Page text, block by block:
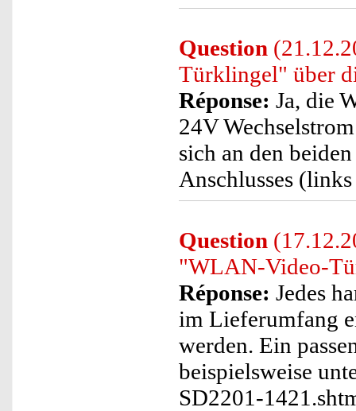
Question
Türklingel" über
Réponse: Ja, die
24V
sich an den
Anschlusses
Question
"WLAN-Video-
Réponse: Jedes
im Lieferumfang
werden. Ein
beispielsweise
SD2201-